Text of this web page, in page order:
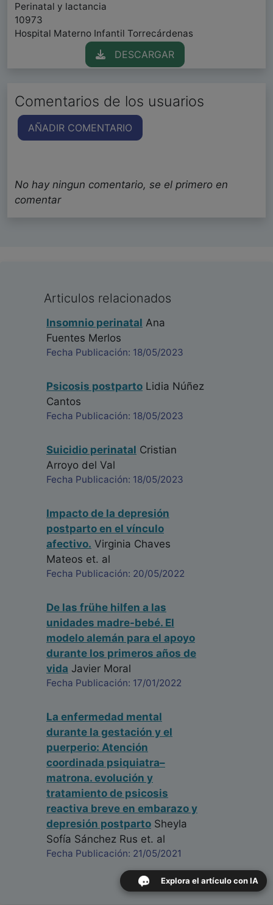
Perinatal y lactancia
10973
Hospital Materno Infantil Torrecárdenas
DESCARGAR
Comentarios de los usuarios
AÑADIR COMENTARIO
No hay ningun comentario, se el primero en
comentar
Articulos relacionados
Insomnio perinatal Ana
Fuentes Merlos
Fecha Publicación: 18/05/2023
Psicosis postparto Lidia Núñez
Cantos
Fecha Publicación: 18/05/2023
Suicidio perinatal Cristian
Arroyo del Val
Fecha Publicación: 18/05/2023
Impacto de la depresión
postparto en el vínculo
afectivo. Virginia Chaves
Mateos et. al
Fecha Publicación: 20/05/2022
De las frühe hilfen a las
unidades madre-bebé. El
modelo alemán para el apoyo
durante los primeros años de
vida Javier Moral
Fecha Publicación: 17/01/2022
La enfermedad mental
durante la gestación y el
puerperio: Atención
coordinada psiquiatra–
matrona. evolución y
tratamiento de psicosis
reactiva breve en embarazo y
depresión postparto Sheyla
Sofía Sánchez Rus et. al
Fecha Publicación: 21/05/2021
Explora el artículo con IA